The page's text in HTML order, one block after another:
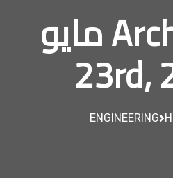
Archive for مايو
23rd,
ENGINEERING